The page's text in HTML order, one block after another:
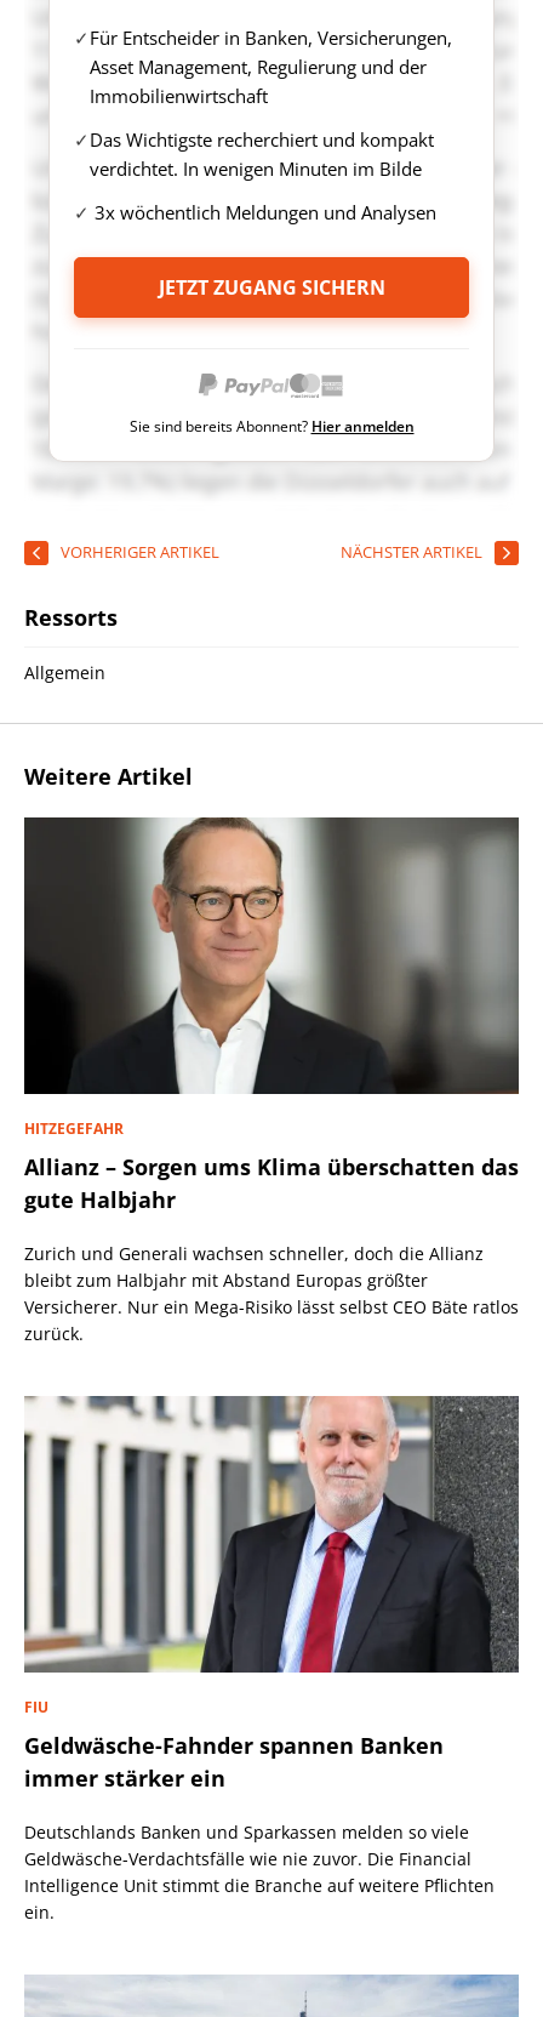
Für Entscheider in Banken, Versicherungen,
Asset Management, Regulierung und der
Immobilienwirtschaft
Das Wichtigste recherchiert und kompakt
verdichtet. In wenigen Minuten im Bilde
3x wöchentlich Meldungen und Analysen
JETZT ZUGANG SICHERN
Sie sind bereits Abonnent? Hier anmelden
VORHERIGER ARTIKEL NÄCHSTER ARTIKEL
Ressorts
Allgemein
Weitere Artikel
HITZEGEFAHR
Allianz – Sorgen ums Klima überschatten das
gute Halbjahr
Zurich und Generali wachsen schneller, doch die Allianz
bleibt zum Halbjahr mit Abstand Europas größter
Versicherer. Nur ein Mega-Risiko lässt selbst CEO Bäte ratlos
zurück.
FIU
Geldwäsche-Fahnder spannen Banken
immer stärker ein
Deutschlands Banken und Sparkassen melden so viele
Geldwäsche-Verdachtsfälle wie nie zuvor. Die Financial
Intelligence Unit stimmt die Branche auf weitere Pflichten
ein.